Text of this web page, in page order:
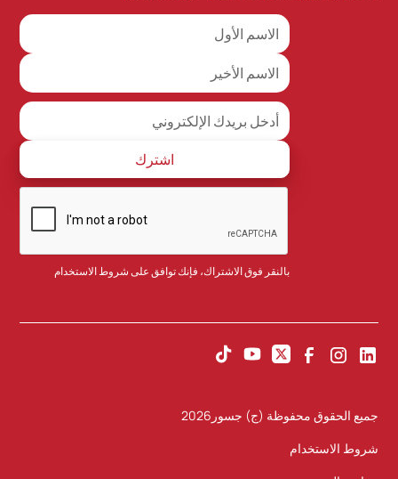
بالنقر فوق الاشتراك، فإنك توافق علىشروط الاستخدام
جميع الحقوق محفوظة (ج) جسور 2026
شروط الاستخدام